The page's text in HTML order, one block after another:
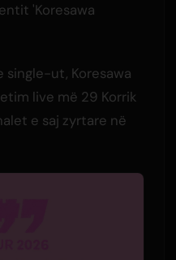
'Koresawa
single-ut, Koresawa
live më 29 Korrik
e saj zyrtare në